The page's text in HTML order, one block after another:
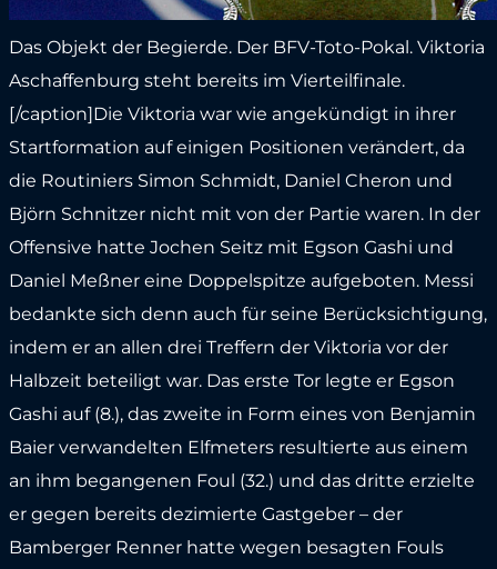
Das Objekt der Begierde. Der BFV-Toto-Pokal. Viktoria
Aschaffenburg steht bereits im Vierteilfinale.
[/caption]Die Viktoria war wie angekündigt in ihrer
Startformation auf einigen Positionen verändert, da
die Routiniers Simon Schmidt, Daniel Cheron und
Björn Schnitzer nicht mit von der Partie waren. In der
Offensive hatte Jochen Seitz mit Egson Gashi und
Daniel Meßner eine Doppelspitze aufgeboten. Messi
bedankte sich denn auch für seine Berücksichtigung,
indem er an allen drei Treffern der Viktoria vor der
Halbzeit beteiligt war. Das erste Tor legte er Egson
Gashi auf (8.), das zweite in Form eines von Benjamin
Baier verwandelten Elfmeters resultierte aus einem
an ihm begangenen Foul (32.) und das dritte erzielte
er gegen bereits dezimierte Gastgeber – der
Bamberger Renner hatte wegen besagten Fouls